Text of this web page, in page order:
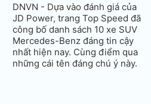
DNVN - Dựa vào đánh giá của
JD Power, trang Top Speed đã
công bố danh sách 10 xe SUV
Mercedes-Benz đáng tin cậy
nhất hiện nay. Cùng điểm qua
những cái tên đáng chú ý này.